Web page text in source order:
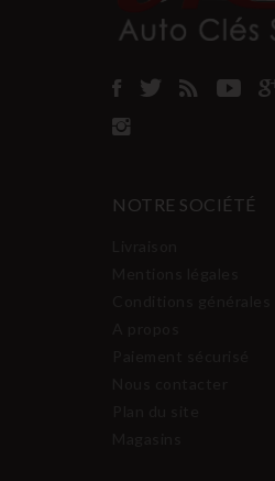
NOTRE SOCIÉTÉ